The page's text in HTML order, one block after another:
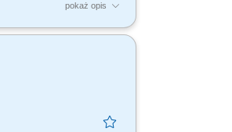
pokaż opis
faktur i